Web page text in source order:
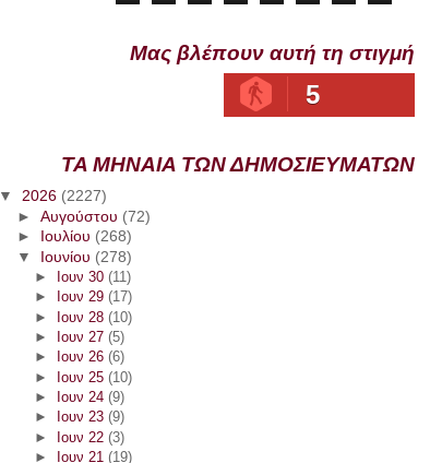
Μας βλέπουν αυτή τη στιγμή
5
ΤΑ ΜΗΝΑΙΑ ΤΩΝ ΔΗΜΟΣΙΕΥΜΑΤΩΝ
▼2026 (2227)
► Αυγούστου (72)
►
Ιουλίου (268)
▼ Ιουνίου (278)
►
Ιουν 30 (11)
►
Ιουν 29 (17)
► Ιουν 28 (10)
►
Ιουν 27 (5)
►
Ιουν 26 (6)
► Ιουν 25 (10)
►
Ιουν 24 (9)
►
Ιουν 23 (9)
► Ιουν 22 (3)
►
Ιουν 21 (19)